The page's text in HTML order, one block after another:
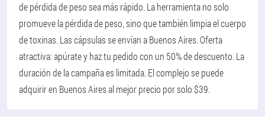
de pérdida de peso sea más rápido. La herramienta no solo
promueve la pérdida de peso, sino que también limpia el cuerpo
de toxinas. Las cápsulas se envían a Buenos Aires. Oferta
atractiva: apúrate y haz tu pedido con un 50% de descuento. La
duración de la campaña es limitada. El complejo se puede
adquirir en Buenos Aires al mejor precio por solo $39.